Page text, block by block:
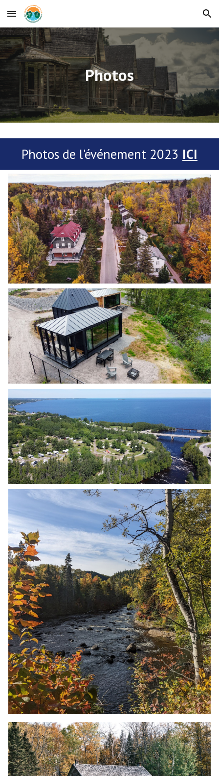
Skip to main content Skip to navigation
Photos
Photos de l'événement 2023 ICI